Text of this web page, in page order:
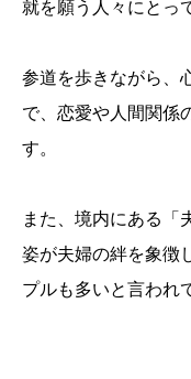
就を願う人々にとっ
参道を歩きながら、
で、恋愛や人間関係
す。
また、境内にある「
姿が夫婦の絆を象徴
プルも多いと言われ